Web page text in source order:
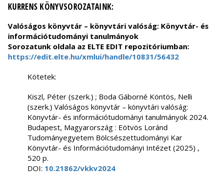
KURRENS KÖNYVSOROZATAINK:
Valóságos könyvtár – könyvtári valóság: Könyvtár- és
információtudományi tanulmányok
Sorozatunk oldala az ELTE EDIT repozitóriumban:
https://edit.elte.hu/xmlui/handle/10831/56432
Kötetek:
Kiszl, Péter (szerk.) ; Boda Gáborné Köntös, Nelli
(szerk.) Valóságos könyvtár – könyvtári valóság:
Könyvtár- és információtudományi tanulmányok 2024.
Budapest, Magyarország : Eötvös Loránd
Tudományegyetem Bölcsészettudományi Kar
Könyvtár- és Információtudományi Intézet (2025) ,
520 p.
DOI: 10.21862/vkkv2024